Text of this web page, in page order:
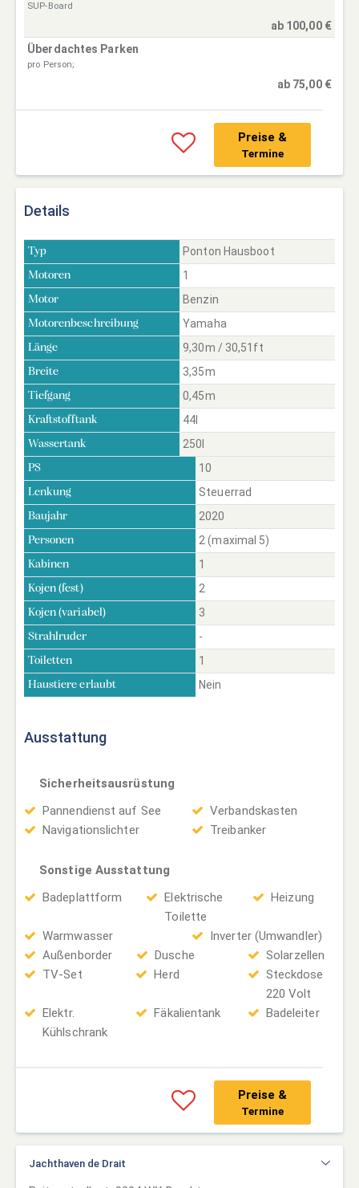
SUP-Board
ab 100,00 €
Überdachtes Parken
pro Person;
ab 75,00 €
Preise &
Termine
Details
Typ Ponton Hausboot
Motoren 1
Motor Benzin
Motorenbeschreibung Yamaha
Länge 9,30m / 30,51ft
Breite 3,35m
Tiefgang 0,45m
Kraftstofftank 44l
Wassertank 250l
PS 10
Lenkung Steuerrad
Baujahr 2020
Personen 2 (maximal 5)
Kabinen 1
Kojen (fest) 2
Kojen (variabel) 3
Strahlruder -
Toiletten 1
Haustiere erlaubt Nein
Ausstattung
Sicherheitsausrüstung
Pannendienst auf See
Verbandskasten
Navigationslichter
Treibanker
Sonstige Ausstattung
Badeplattform
Elektrische
Toilette
Heizung
Warmwasser
Inverter (Umwandler)
Außenborder
Dusche
Solarzellen
TV-Set
Herd
Steckdose
220 Volt
Elektr.
Kühlschrank
Fäkalientank Badeleiter
Preise &
Termine
Jachthaven de Drait